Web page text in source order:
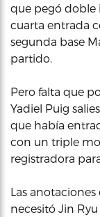
que pegó doble
cuarta entrada
segunda base
partido.
Pero falta que
Yadiel Puig
que había
con un triple
registradora
Las
necesitó Jin